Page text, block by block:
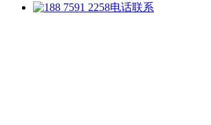
电话联系